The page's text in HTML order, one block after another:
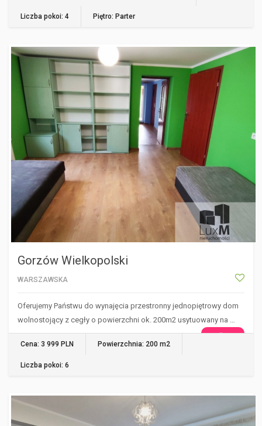
Liczba pokoi: 4 Piętro: Parter
GORZÓW WIELKOPOLSKI
Gorzów Wielkopolski
WARSZAWSKA
Oferujemy Państwu do wynajęcia przestronny jednopiętrowy dom
wolnostojący z cegły o powierzchni ok. 200m2 usytuowany na …
WIĘCEJ
Cena: 3 999 PLN Powierzchnia: 200 m2
Liczba pokoi: 6
GORZÓW WIELKOPOLSKI